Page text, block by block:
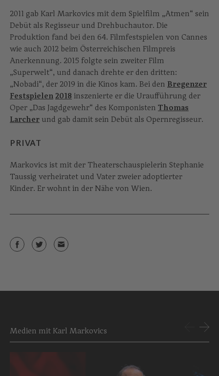
2011 gab Karl Markovics mit dem Spielfilm „Atmen“ sein
Debüt als Regisseur und Drehbuchautor. Die
Produktion fand bei den 64. Filmfestspielen von Cannes
wie auch 2012 beim Österreichischen Filmpreis
Anerkennung. 2015 folgte sein zweiter Film
„Superwelt“, und danach drehte er den dritten:
„Nobadi“, der 2019 in die Kinos kam. Bei den Bregenzer
Festspielen 2018 inszenierte er die Uraufführung der
Oper „Das Jagdgewehr“ des Komponisten Thomas
Larcher und gab damit sein Debüt als Opernregisseur.
PRIVAT
Markovics ist mit der Theaterschauspielerin Stephanie
Taussig verheiratet und Vater zweier adoptierter
Kinder. Er wohnt in der Nähe von Wien.
Medien mit Karl Markovics